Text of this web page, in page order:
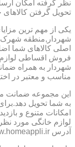
نظر گرفته امکان
تحویل گرفتن کالاهای
یکی از مهم ترین
شهردار,منطقه شهرک
اصلی کالاهای شما
فروش اقساطی
شهردار به همراه
مناسب و معتبر در
این مجموعه ضمانت
به شما تحویل
امکانات متنوع و
لوازم خانگی مورد
آدرس https://www.homeappli.ir سر بزنید.